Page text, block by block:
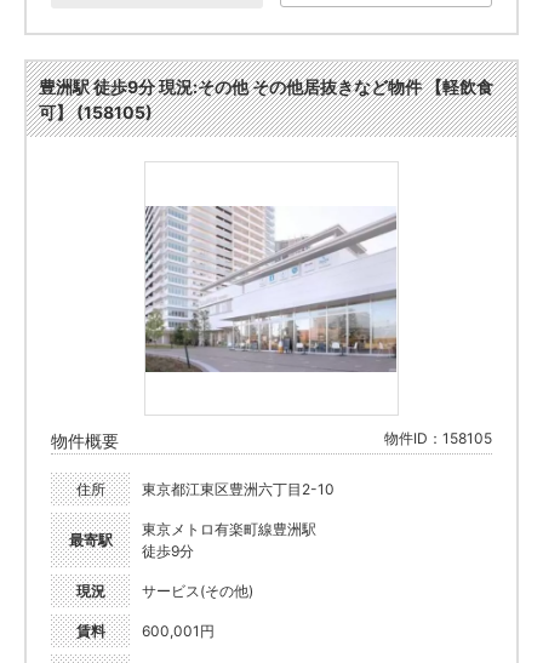
豊洲駅 徒歩9分 現況:その他 その他居抜きなど物件 【軽飲食
可】 (158105)
物件概要 物件ID：158105
住所 東京都江東区豊洲六丁目2-10
最寄駅
東京メトロ有楽町線豊洲駅
徒歩9分
現況 サービス(その他)
賃料 600,001円